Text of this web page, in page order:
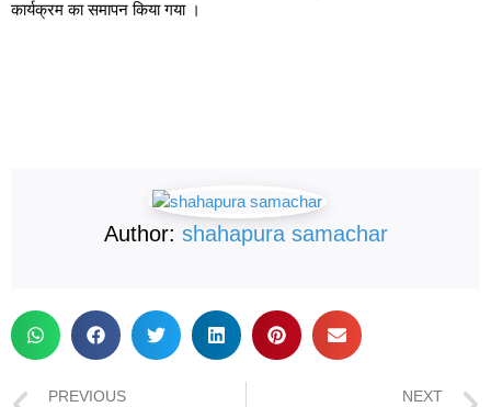
कार्यक्रम का समापन किया गया ।
Author: shahapura samachar
PREVIOUS NEXT